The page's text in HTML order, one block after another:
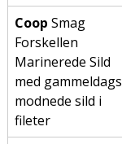
Coop Smag
Forskellen
Marinerede Sild
med gammeldags
modnede sild i
fileter